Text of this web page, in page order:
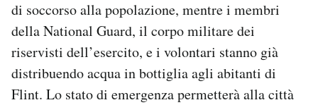
di soccorso alla popolazione, mentre i membri
della National Guard, il corpo militare dei
riservisti dell’esercito, e i volontari stanno già
distribuendo acqua in bottiglia agli abitanti di
Flint. Lo stato di emergenza permetterà alla città